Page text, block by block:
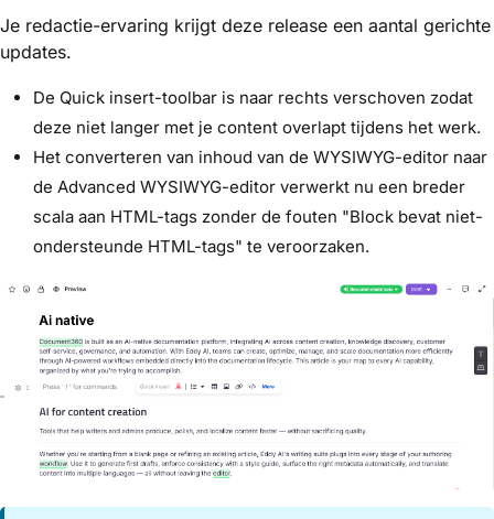
Je redactie-ervaring krijgt deze release een aantal gerichte
updates.
De Quick insert-toolbar is naar rechts verschoven zodat
deze niet langer met je content overlapt tijdens het werk.
Het converteren van inhoud van de WYSIWYG-editor naar
de Advanced WYSIWYG-editor verwerkt nu een breder
scala aan HTML-tags zonder de fouten "Block bevat niet-
ondersteunde HTML-tags" te veroorzaken.